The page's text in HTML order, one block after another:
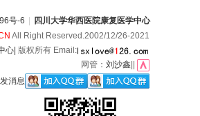
号-6 四川大学华西医院康复医学中心
All Right Reserved.2002/12/26-2021
心| 版权所有 Email:
网管： 刘沙鑫